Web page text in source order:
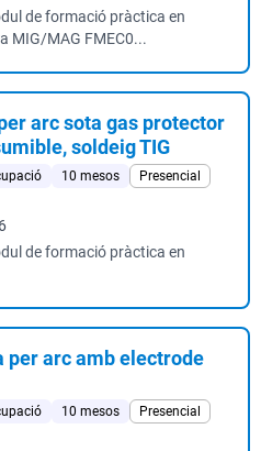
de formació pràctica en
MIG/MAG FMEC0...
arc sota gas protector
soldeig TIG
10 mesos
Presencial
de formació pràctica en
per arc amb electrode
10 mesos
Presencial